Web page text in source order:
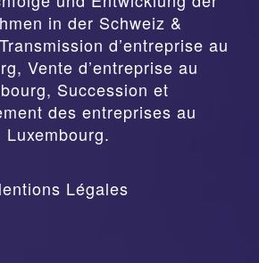
in der Schweiz &
Transmission d’entreprise au
Vente d’entreprise au
Succession et
des entreprises au
Luxembourg.
Légales